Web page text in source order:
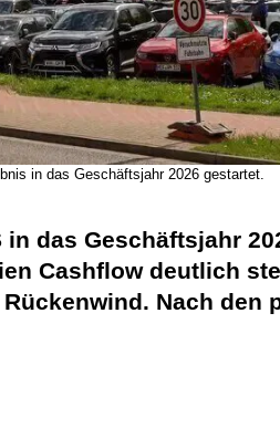
in das Geschäftsjahr 2026 gestartet.
das Geschäftsjahr
Cashflow deutlich
Nach den